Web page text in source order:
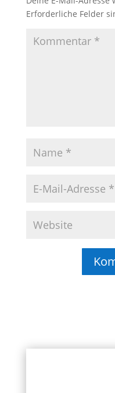
Erforderliche Felder